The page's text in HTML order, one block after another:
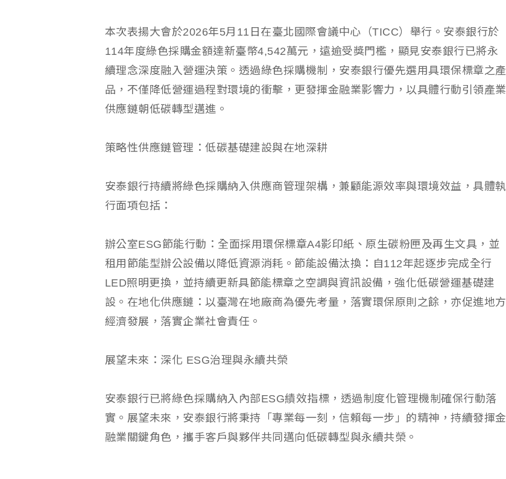
本次表揚大會於2026年5月11日在臺北國際會議中心（TICC）舉行。安泰銀行於
114年度綠色採購金額達新臺幣4,542萬元，遠逾受獎門檻，顯見安泰銀行已將永
續理念深度融入營運決策。透過綠色採購機制，安泰銀行優先選用具環保標章之產
品，不僅降低營運過程對環境的衝擊，更發揮金融業影響力，以具體行動引領產業
供應鏈朝低碳轉型邁進。
策略性供應鏈管理：低碳基礎建設與在地深耕
安泰銀行持續將綠色採購納入供應商管理架構，兼顧能源效率與環境效益，具體執
行面項包括：
辦公室ESG節能行動：全面採用環保標章A4影印紙、原生碳粉匣及再生文具，並
租用節能型辦公設備以降低資源消耗。節能設備汰換：自112年起逐步完成全行
LED照明更換，並持續更新具節能標章之空調與資訊設備，強化低碳營運基礎建
設。在地化供應鏈：以臺灣在地廠商為優先考量，落實環保原則之餘，亦促進地方
經濟發展，落實企業社會責任。
展望未來：深化 ESG治理與永續共榮
安泰銀行已將綠色採購納入內部ESG績效指標，透過制度化管理機制確保行動落
實。展望未來，安泰銀行將秉持「專業每一刻，信賴每一步」的精神，持續發揮金
融業關鍵角色，攜手客戶與夥伴共同邁向低碳轉型與永續共榮。